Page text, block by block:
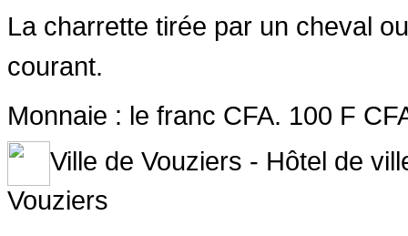
La charrette tirée par un cheval
courant.
Monnaie : le franc CFA. 100 F
Ville de Vouziers - Hôtel de
Vouziers